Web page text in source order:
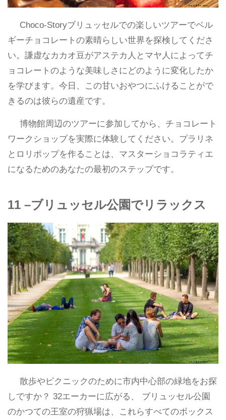
Choco-Storyブリュッセルでの楽しいツアーでベル
ギーチョコレートの素晴らしい世界を探検してくださ
い。謙虚なカカオ豆がアステカ人とマヤ人によってチ
ョコレートのような美味しさにどのように変化したか
を学びます。今日、この甘いおやつにふけることがで
きるのは彼らの遺産です。
博物館周辺のツアーに参加してから、チョコレート
ワークショップを実際に体験してください。プラリネ
とロリポップを作ることは、マスターショコラティエ
になるためのあなたの最初のステップです。
11 –ブリュッセル公園でリラックス
散歩やピクニックのために市内中心部の緑地をお探
しですか？ 32エーカーに広がる、 ブリュッセル公園
のかつての王室の狩猟場は、これらすべてのボックス